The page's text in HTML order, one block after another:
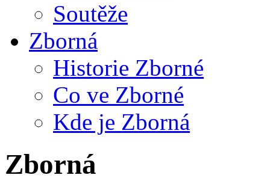
Soutěže
Zborná
Historie Zborné
Co ve Zborné
Kde je Zborná
Zborná